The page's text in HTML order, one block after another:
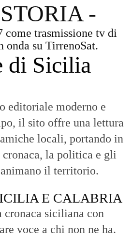
-
come trasmissione tv di
onda su TirrenoSat.
di Sicilia
editoriale moderno e
il sito offre una lettura
locali, portando in
la politica e gli
il territorio.
E CALABRIA
cronaca siciliana con
voce a chi non ne ha.